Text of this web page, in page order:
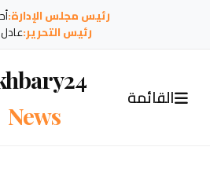
رئيس مجلس الإدارة:
رئيس التحرير:
القائمة
News